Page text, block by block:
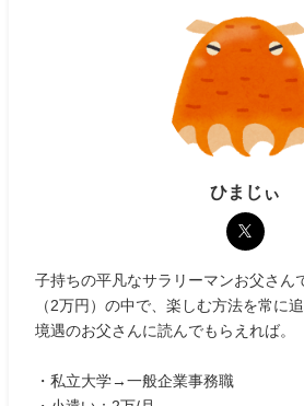
ひまじぃ
子持ちの平凡なサラリーマンお父さん
（2万円）の中で、楽しむ方法を常に
境遇のお父さんに読んでもらえれば。
・私立大学→一般企業事務職